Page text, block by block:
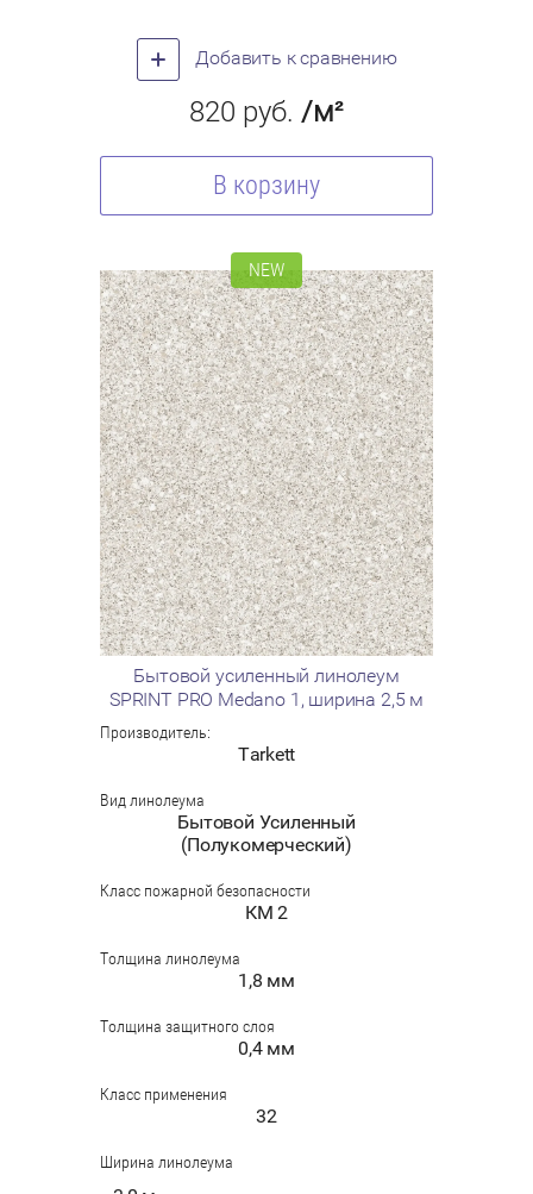
Добавить к сравнению
820 руб. /м²
В корзину
NEW
Бытовой усиленный линолеум
SPRINT PRO Medano 1, ширина 2,5 м
Производитель:
Tarkett
Вид линолеума
Бытовой Усиленный
(Полукомерческий)
Класс пожарной безопасности
КМ 2
Толщина линолеума
1,8 мм
Толщина защитного слоя
0,4 мм
Класс применения
32
Ширина линолеума